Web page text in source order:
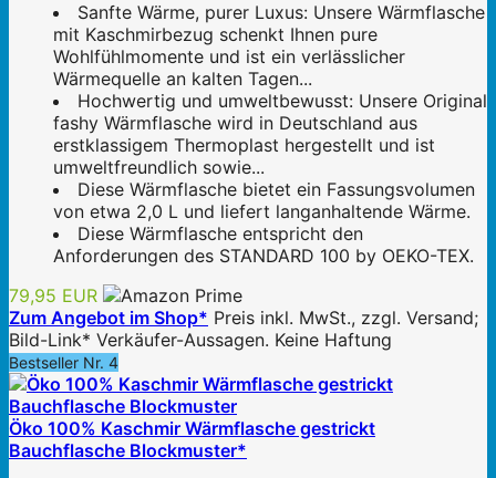
Sanfte Wärme, purer Luxus: Unsere Wärmflasche
mit Kaschmirbezug schenkt Ihnen pure
Wohlfühlmomente und ist ein verlässlicher
Wärmequelle an kalten Tagen...
Hochwertig und umweltbewusst: Unsere Original
fashy Wärmflasche wird in Deutschland aus
erstklassigem Thermoplast hergestellt und ist
umweltfreundlich sowie...
Diese Wärmflasche bietet ein Fassungsvolumen
von etwa 2,0 L und liefert langanhaltende Wärme.
Diese Wärmflasche entspricht den
Anforderungen des STANDARD 100 by OEKO-TEX.
79,95 EUR
Zum Angebot im Shop* Preis inkl. MwSt., zzgl. Versand;
Bild-Link* Verkäufer-Aussagen. Keine Haftung
Bestseller Nr. 4
Öko 100% Kaschmir Wärmflasche gestrickt
Bauchflasche Blockmuster*